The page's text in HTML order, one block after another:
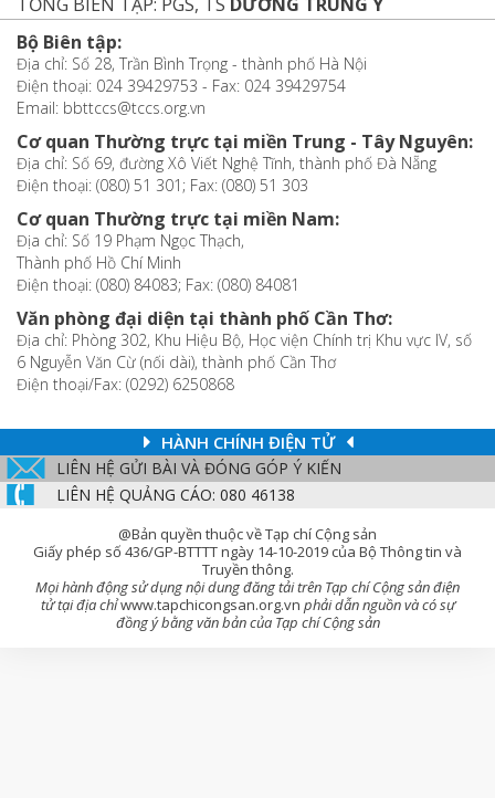
Bộ Biên tập:
Địa chỉ: Số 28, Trần Bình Trọng - thành phố Hà Nội
Điện thoại: 024 39429753 - Fax: 024 39429754
Email: bbttccs@tccs.org.vn
Cơ quan Thường trực tại miền Trung - Tây Nguyên:
Địa chỉ: Số 69, đường Xô Viết Nghệ Tĩnh, thành phố Đà Nẵng
Điện thoại: (080) 51 301; Fax: (080) 51 303
Cơ quan Thường trực tại miền Nam:
Địa chỉ: Số 19 Phạm Ngọc Thạch,
Thành phố Hồ Chí Minh
Điện thoại: (080) 84083; Fax: (080) 84081
Văn phòng đại diện tại thành phố Cần Thơ:
Địa chỉ: Phòng 302, Khu Hiệu Bộ, Học viện Chính trị Khu vực IV, số
6 Nguyễn Văn Cừ (nối dài), thành phố Cần Thơ
Điện thoại/Fax: (0292) 6250868
HÀNH CHÍNH ĐIỆN TỬ
LIÊN HỆ GỬI BÀI VÀ ĐÓNG GÓP Ý KIẾN
LIÊN HỆ QUẢNG CÁO: 080 46138
@Bản quyền thuộc về Tạp chí Cộng sản
Giấy phép số 436/GP-BTTTT ngày 14-10-2019 của Bộ Thông tin và
Truyền thông.
Mọi hành động sử dụng nội dung đăng tải trên Tạp chí Cộng sản điện
tử tại địa chỉwww.tapchicongsan.org.vn phải dẫn nguồn và có sự
đồng ý bằng văn bản của Tạp chí Cộng sản